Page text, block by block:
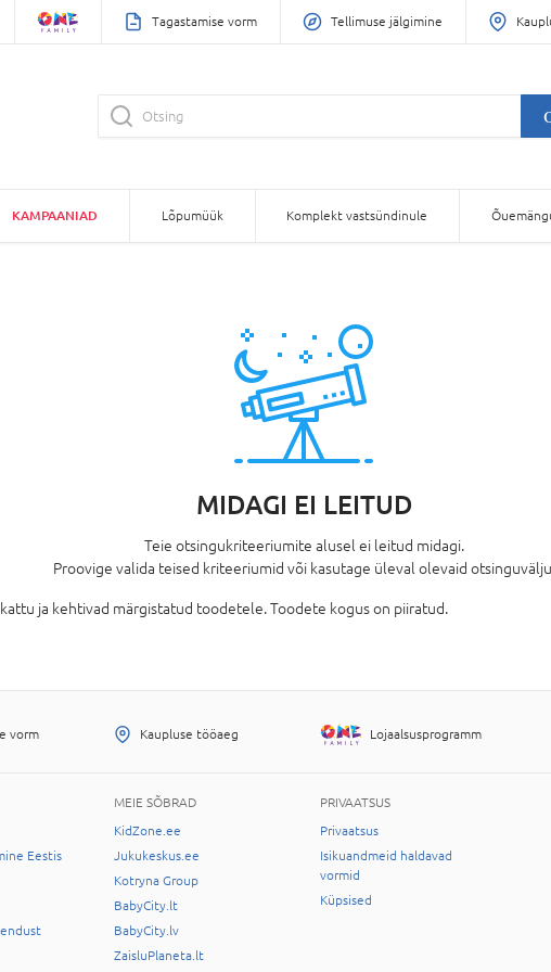
Tagastamise vorm Tellimuse jälgimine
KAMPAANIAD Lõpumüük Komplekt vastsündinule
MIDAGI EI LEITUD
Teie otsingukriteeriumite alusel ei leitud midagi.
Proovige valida teised kriteeriumid või kasutage üleval olevaid
ja kehtivad märgistatud toodetele. Toodete kogus on piiratud.
vorm Kaupluse tööaeg Lojaalsusprogramm
Eestis
MEIE SÕBRAD
KidZone.ee
Jukukeskus.ee
Kotryna Group
BabyCity.lt
BabyCity.lv
ZaisluPlaneta.lt
PRIVAATSUS
Privaatsus
Isikuandmeid haldavad
vormid
Küpsised